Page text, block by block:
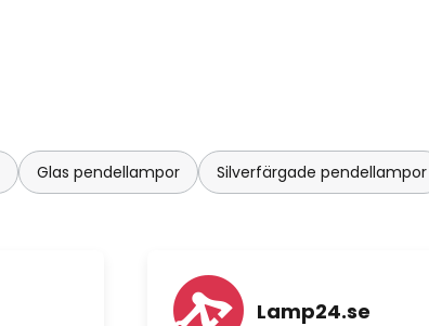
Glas pendellampor Silverfärgade pendellampor
Lamp24.se